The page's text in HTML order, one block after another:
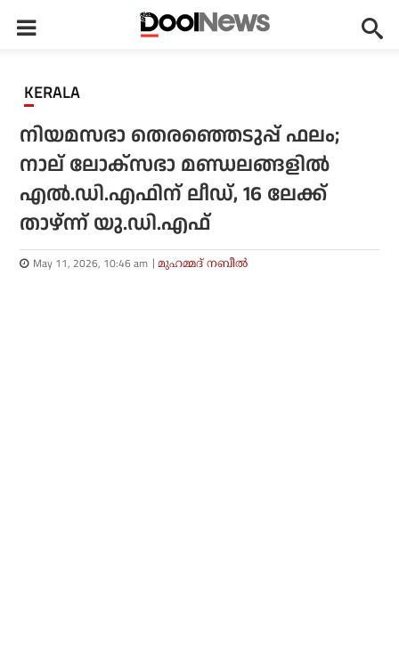
KERALA
നിയമസഭാ തെരഞ്ഞെടുപ്പ് ഫലം;
നാല് ലോക്സഭാ മണ്ഡലങ്ങളിൽ
എൽ.ഡി.എഫിന് ലീഡ്, 16 ലേക്ക്
താഴ്ന്ന് യു.ഡി.എഫ്
May 11, 2026, 10:46 am മുഹമ്മദ് നബീല്‍